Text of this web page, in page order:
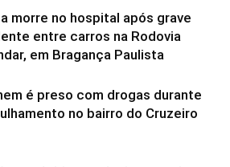
morre no hospital após grave
entre carros na Rodovia
em Bragança Paulista
é preso com drogas durante
no bairro do Cruzeiro